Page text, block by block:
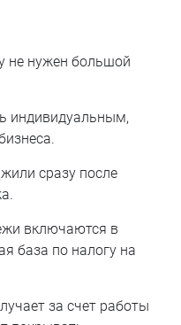
не нужен большой
индивидуальным,
сразу после
включаются в
база по налогу на
за счет работы